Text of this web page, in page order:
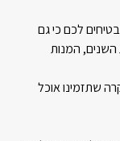
לכם כי גם
השנים, המנות
שתזמינו אוכל